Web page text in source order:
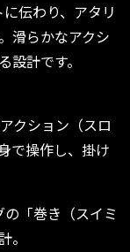
伝わり、アタリ
滑らかなアクシ
計です。
クション（スロ
で操作し、掛け
「巻き（スイミ
。